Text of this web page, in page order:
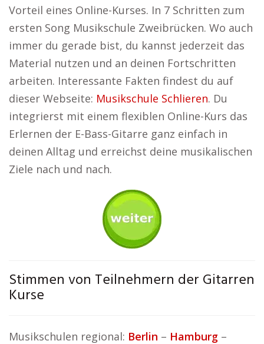
Vorteil eines Online-Kurses. In 7 Schritten zum
ersten Song Musikschule Zweibrücken. Wo auch
immer du gerade bist, du kannst jederzeit das
Material nutzen und an deinen Fortschritten
arbeiten. Interessante Fakten findest du auf
dieser Webseite: Musikschule Schlieren. Du
integrierst mit einem flexiblen Online-Kurs das
Erlernen der E-Bass-Gitarre ganz einfach in
deinen Alltag und erreichst deine musikalischen
Ziele nach und nach.
Stimmen von Teilnehmern der Gitarren
Kurse
Musikschulen regional: Berlin – Hamburg –